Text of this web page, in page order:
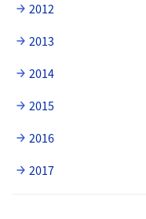
2012
2013
2014
2015
2016
2017